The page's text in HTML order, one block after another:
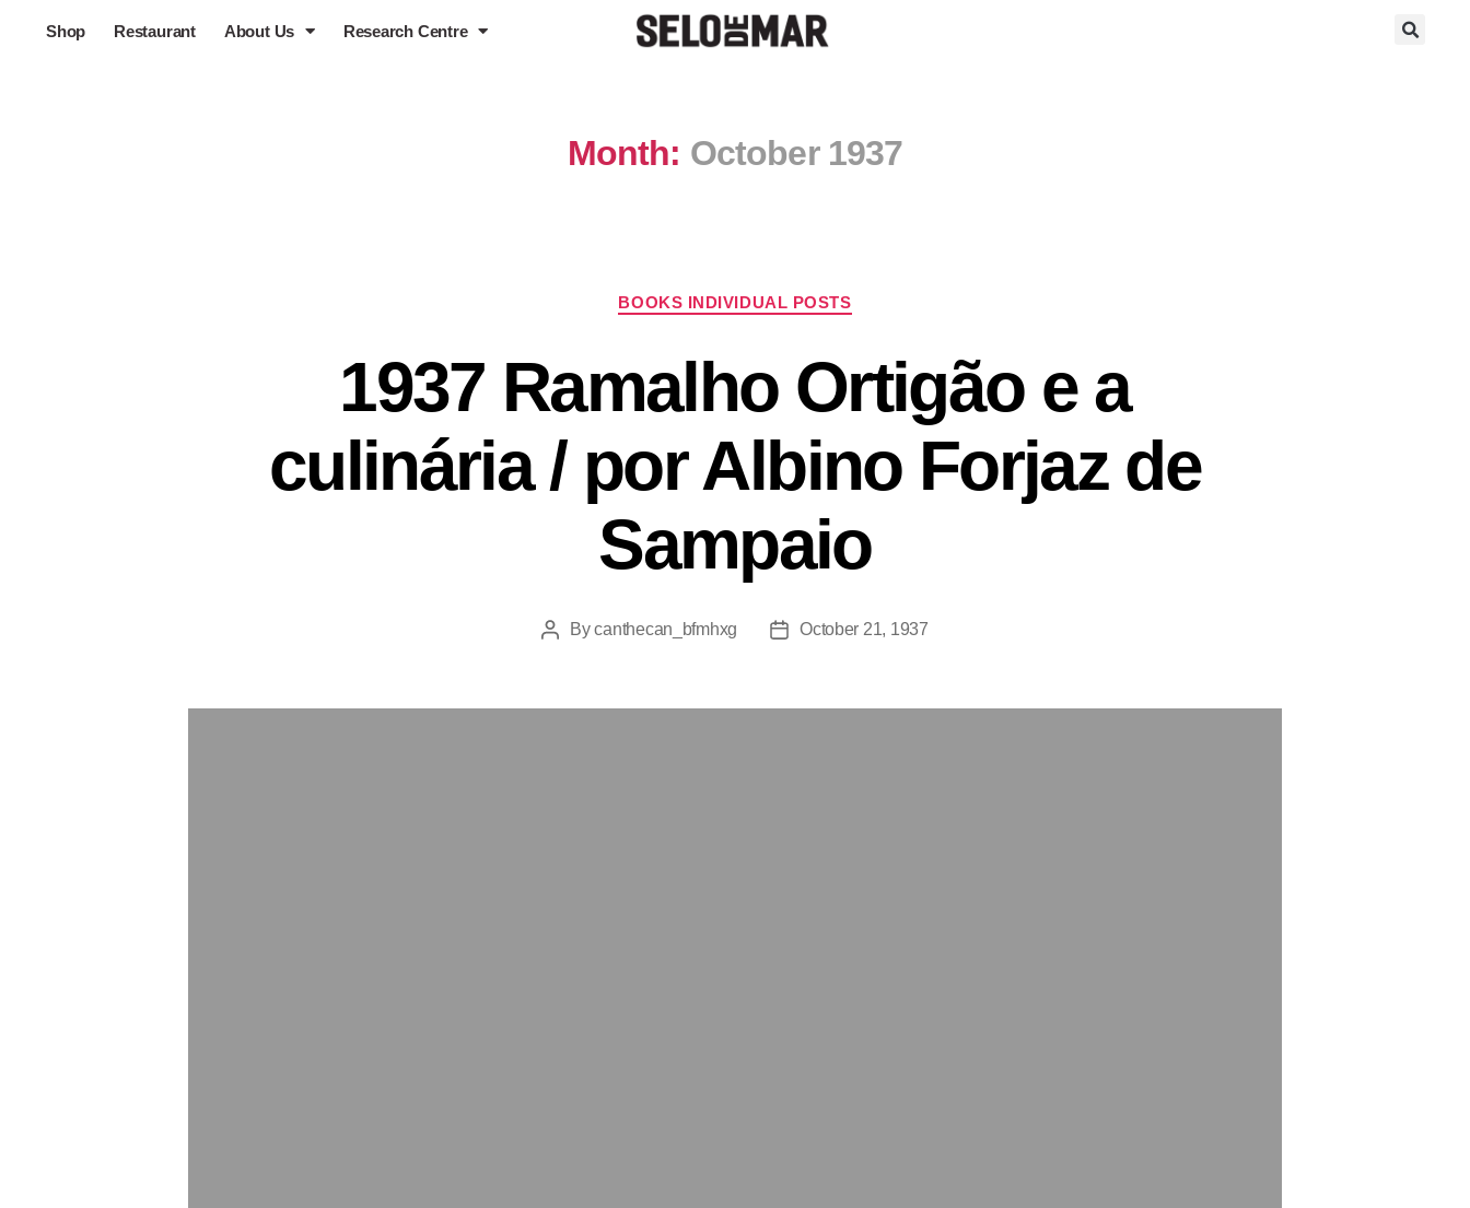
Shop Restaurant About Us Research Centre
Month: October 1937
BOOKS INDIVIDUAL POSTS
1937 Ramalho Ortigão e a
culinária / por Albino Forjaz de
Sampaio
Bycanthecan_bfmhxg October 21, 1937